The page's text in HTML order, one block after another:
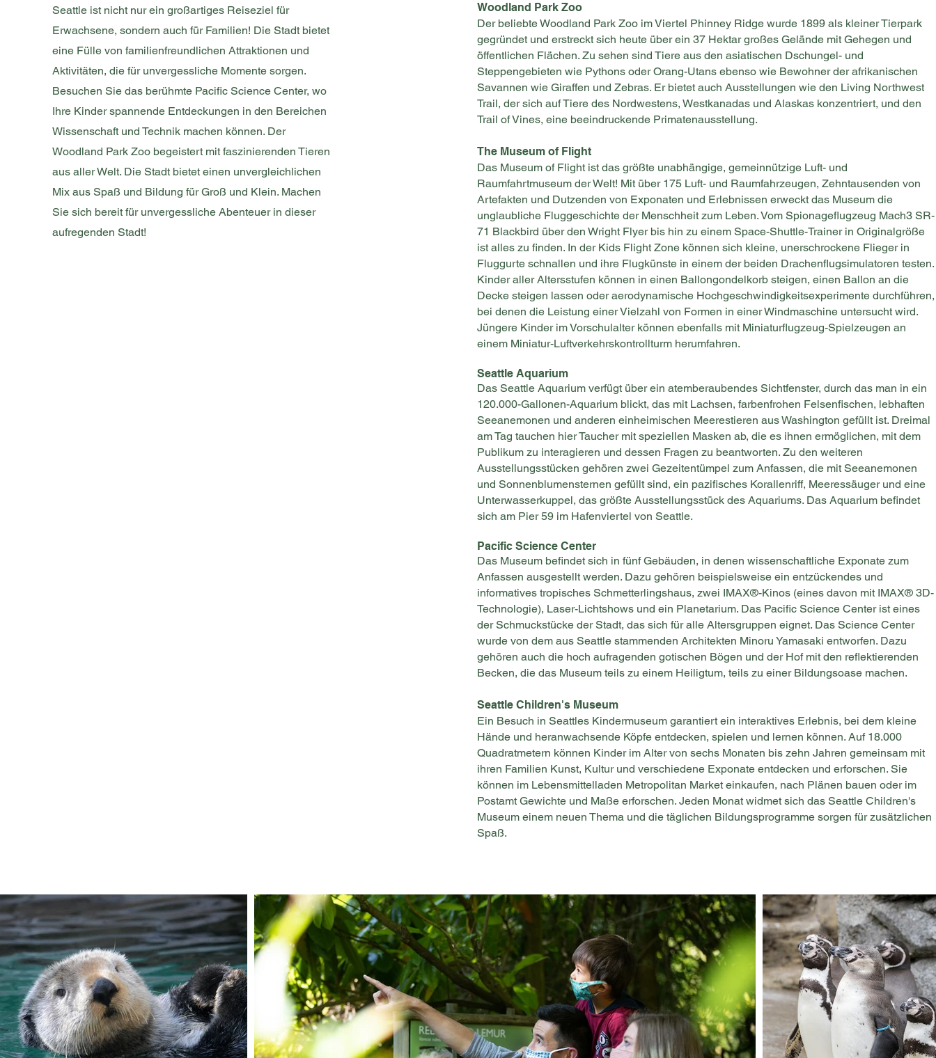
Seattle ist nicht nur ein großartiges Reiseziel für
Erwachsene, sondern auch für Familien! Die Stadt bietet
eine Fülle von familienfreundlichen Attraktionen und
Aktivitäten, die für unvergessliche Momente sorgen.
Besuchen Sie das berühmte Pacific Science Center, wo
Ihre Kinder spannende Entdeckungen in den Bereichen
Wissenschaft und Technik machen können. Der
Woodland Park Zoo begeistert mit faszinierenden Tieren
aus aller Welt. Die Stadt bietet einen unvergleichlichen
Mix aus Spaß und Bildung für Groß und Klein. Machen
Sie sich bereit für unvergessliche Abenteuer in dieser
aufregenden Stadt!
Woodland Park Zoo
Der beliebte Woodland Park Zoo im Viertel Phinney Ridge wurde 1899 als kleiner Tierpark
gegründet und erstreckt sich heute über ein 37 Hektar großes Gelände mit Gehegen und
öffentlichen Flächen. Zu sehen sind Tiere aus den asiatischen Dschungel- und
Steppengebieten wie Pythons oder Orang-Utans ebenso wie Bewohner der afrikanischen
Savannen wie Giraffen und Zebras. Er bietet auch Ausstellungen wie den Living Northwest
Trail, der sich auf Tiere des Nordwestens, Westkanadas und Alaskas konzentriert, und den
Trail of Vines, eine beeindruckende Primatenausstellung.
The Museum of Flight
Das Museum of Flight ist das größte unabhängige, gemeinnützige Luft- und
Raumfahrtmuseum der Welt! Mit über 175 Luft- und Raumfahrzeugen, Zehntausenden von
Artefakten und Dutzenden von Exponaten und Erlebnissen erweckt das Museum die
unglaubliche Fluggeschichte der Menschheit zum Leben. Vom Spionageflugzeug Mach3 SR-
71 Blackbird über den Wright Flyer bis hin zu einem Space-Shuttle-Trainer in Originalgröße
ist alles zu finden. In der Kids Flight Zone können sich kleine, unerschrockene Flieger in
Fluggurte schnallen und ihre Flugkünste in einem der beiden Drachenflugsimulatoren testen.
Kinder aller Altersstufen können in einen Ballongondelkorb steigen, einen Ballon an die
Decke steigen lassen oder aerodynamische Hochgeschwindigkeitsexperimente durchführen,
bei denen die Leistung einer Vielzahl von Formen in einer Windmaschine untersucht wird.
Jüngere Kinder im Vorschulalter können ebenfalls mit Miniaturflugzeug-Spielzeugen an
einem Miniatur-Luftverkehrskontrollturm herumfahren.
SeattleAquarium
Das Seattle Aquarium verfügt über ein atemberaubendes Sichtfenster, durch das man in ein
120.000-Gallonen-Aquarium blickt, das mit Lachsen, farbenfrohen Felsenfischen, lebhaften
Seeanemonen und anderen einheimischen Meerestieren aus Washington gefüllt ist. Dreimal
am Tag tauchen hier Taucher mit speziellen Masken ab, die es ihnen ermöglichen, mit dem
Publikum zu interagieren und dessen Fragen zu beantworten. Zu den weiteren
Ausstellungsstücken gehören zwei Gezeitentümpel zum Anfassen, die mit Seeanemonen
und Sonnenblumensternen gefüllt sind, ein pazifisches Korallenriff, Meeressäuger und eine
Unterwasserkuppel, das größte Ausstellungsstück des Aquariums. Das Aquarium befindet
sich am Pier 59 im Hafenviertel von Seattle.
Pacific Science Center
Das Museum befindet sich in fünf Gebäuden, in denen wissenschaftliche Exponate zum
Anfassen ausgestellt werden. Dazu gehören beispielsweise ein entzückendes und
informatives tropisches Schmetterlingshaus, zwei IMAX®-Kinos (eines davon mit IMAX® 3D-
Technologie), Laser-Lichtshows und ein Planetarium. Das Pacific Science Center ist eines
der Schmuckstücke der Stadt, das sich für alle Altersgruppen eignet. Das Science Center
wurde von dem aus Seattle stammenden Architekten Minoru Yamasaki entworfen. Dazu
gehören auch die hoch aufragenden gotischen Bögen und der Hof mit den reflektierenden
Becken, die das Museum teils zu einem Heiligtum, teils zu einer Bildungsoase machen.
Seattle Children's Museum
Ein Besuch in Seattles Kindermuseum garantiert ein interaktives Erlebnis, bei dem kleine
Hände und heranwachsende Köpfe entdecken, spielen und lernen können. Auf 18.000
Quadratmetern können Kinder im Alter von sechs Monaten bis zehn Jahren gemeinsam mit
ihren Familien Kunst, Kultur und verschiedene Exponate entdecken und erforschen. Sie
können im Lebensmittelladen Metropolitan Market einkaufen, nach Plänen bauen oder im
Postamt Gewichte und Maße erforschen. Jeden Monat widmet sich das Seattle Children's
Museum einem neuen Thema und die täglichen Bildungsprogramme sorgen für zusätzlichen
Spaß.